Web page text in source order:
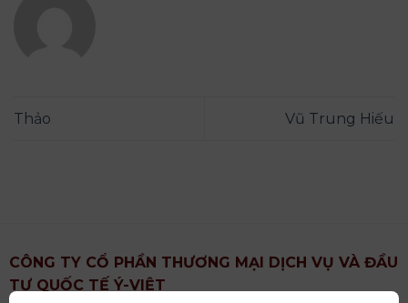
Thảo Vũ Trung Hiếu
CÔNG TY CỔ PHẦN THƯƠNG MẠI DỊCH VỤ VÀ ĐẦU
TƯ QUỐC TẾ Ý-VIỆT